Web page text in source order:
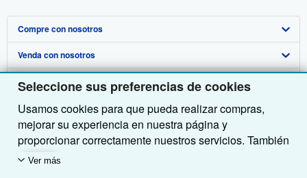
Seleccione sus preferencias de cookies
Usamos cookies para que pueda realizar compras,
mejorar su experiencia en nuestra página y
proporcionar correctamente nuestros servicios. También
utilizamos cookies para comprender el modo en que los
Ver más
Compre con nosotros
Búsqueda avanzada
Colecciones
Mi cuenta
Mis pedidos
Ver carrito
Venda con nosotros
Comenzar a vender
Únase a nuestro programa de afiliados
Recomiende un vendedor
Sobre nosotros
Sobre IberLibro
Medios
Empleo
Obtener Ayuda
Preguntas frecuentes y guías
Atención al Cliente
Otras compañías de AbeBooks
AbeBooks.com
Siga a IberLibro